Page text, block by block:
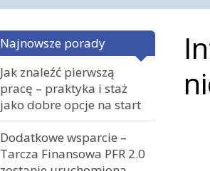
Najnowsze porady
Jak znaleźć pierwszą
pracę – praktyka i staż
jako dobre opcje na start
Dodatkowe wsparcie –
Tarcza Finansowa PFR 2.0